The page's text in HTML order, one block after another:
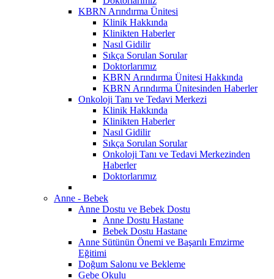
KBRN Arındırma Ünitesi
Klinik Hakkında
Klinikten Haberler
Nasıl Gidilir
Sıkça Sorulan Sorular
Doktorlarımız
KBRN Arındırma Ünitesi Hakkında
KBRN Arındırma Ünitesinden Haberler
Onkoloji Tanı ve Tedavi Merkezi
Klinik Hakkında
Klinikten Haberler
Nasıl Gidilir
Sıkça Sorulan Sorular
Onkoloji Tanı ve Tedavi Merkezinden
Haberler
Doktorlarımız
Anne - Bebek
Anne Dostu ve Bebek Dostu
Anne Dostu Hastane
Bebek Dostu Hastane
Anne Sütünün Önemi ve Başarılı Emzirme
Eğitimi
Doğum Salonu ve Bekleme
Gebe Okulu